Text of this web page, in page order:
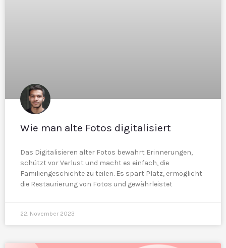
Wie man alte Fotos digitalisiert
Das Digitalisieren alter Fotos bewahrt Erinnerungen,
schützt vor Verlust und macht es einfach, die
Familiengeschichte zu teilen. Es spart Platz, ermöglicht
die Restaurierung von Fotos und gewährleistet
22. November 2023